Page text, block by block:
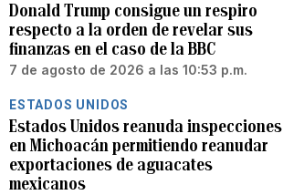
Donald Trump consigue un respiro
respecto a la orden de revelar sus
finanzas en el caso de la BBC
7 de agosto de 2026 a las 10:53 p.m.
ESTADOS UNIDOS
Estados Unidos reanuda inspecciones
en Michoacán permitiendo reanudar
exportaciones de aguacates
mexicanos